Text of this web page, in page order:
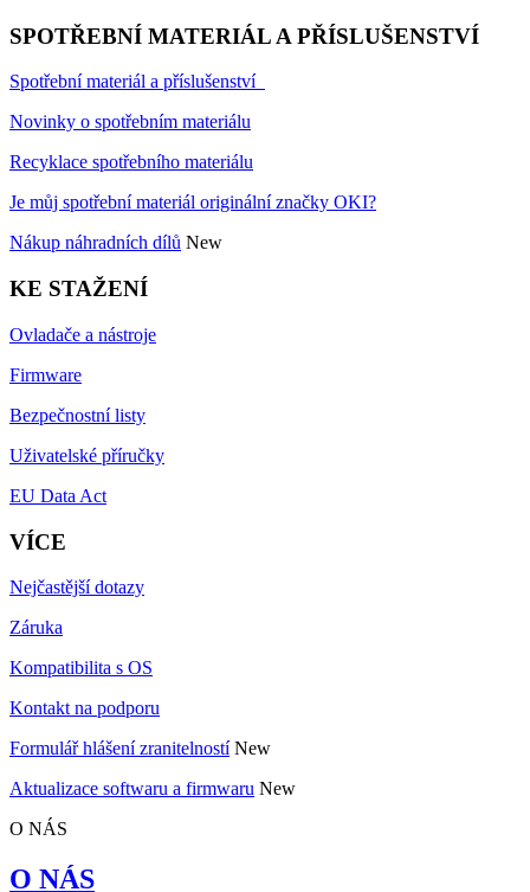
SPOTŘEBNÍ MATERIÁL A PŘÍSLUŠENSTVÍ
Spotřební materiál a příslušenství
Novinky o spotřebním materiálu
Recyklace spotřebního materiálu
Je můj spotřební materiál originální značky OKI?
Nákup náhradních dílů New
KE STAŽENÍ
Ovladače a nástroje
Firmware
Bezpečnostní listy
Uživatelské příručky
EU Data Act
VÍCE
Nejčastější dotazy
Záruka
Kompatibilita s OS
Kontakt na podporu
Formulář hlášení zranitelností New
Aktualizace softwaru a firmwaru New
O NÁS
O NÁS